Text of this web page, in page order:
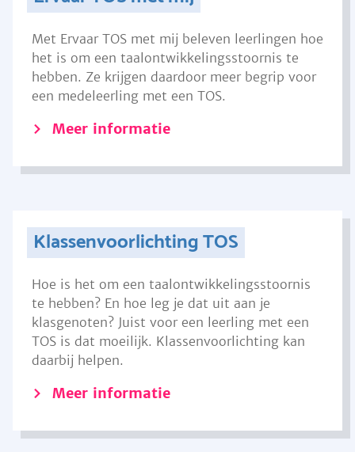
Met Ervaar TOS met mij beleven leerlingen hoe
het is om een taalontwikkelingsstoornis te
hebben. Ze krijgen daardoor meer begrip voor
een medeleerling met een TOS.
Meer informatie
Klassenvoorlichting TOS
Hoe is het om een taalontwikkelingsstoornis
te hebben? En hoe leg je dat uit aan je
klasgenoten? Juist voor een leerling met een
TOS is dat moeilijk. Klassenvoorlichting kan
daarbij helpen.
Meer informatie